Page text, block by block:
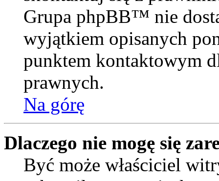
Grupa phpBB™ nie
wyjątkiem opisanych
punktem kontaktowym
prawnych.
Na górę
Dlaczego nie mogę się
Być może właściciel